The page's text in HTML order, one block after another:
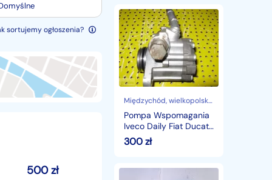
sortujemy ogłoszenia?
500zł
Pompa
Wspomagania
Iveco
Daily
Fiat
Ducato
3.0
Euro5
Iveco
Daily
Międzychód, wielkopolskie
Pompa Wspomagania
Iveco Daily Fiat Ducato
3.0 Euro5 Iveco Daily
300zł
SPRĘŻYNY